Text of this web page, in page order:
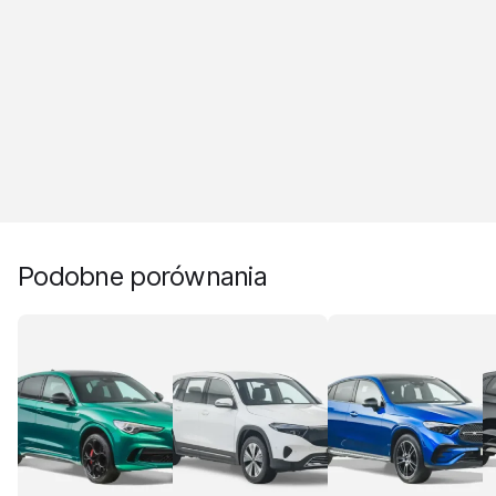
Podobne porównania